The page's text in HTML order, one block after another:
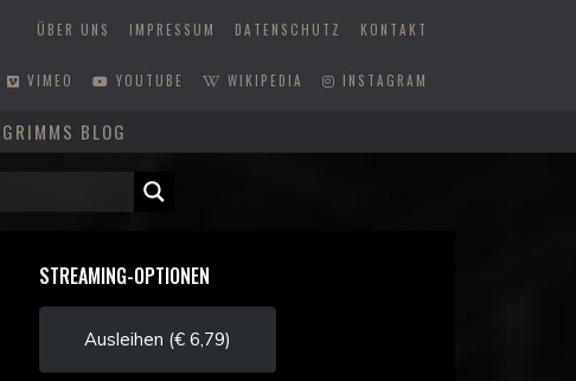
ÜBER UNS IMPRESSUM DATENSCHUTZ KONTAKT
VIMEO YOUTUBE WIKIPEDIA INSTAGRAM
GRIMMS BLOG
STREAMING-OPTIONEN
Ausleihen (€ 6,79)